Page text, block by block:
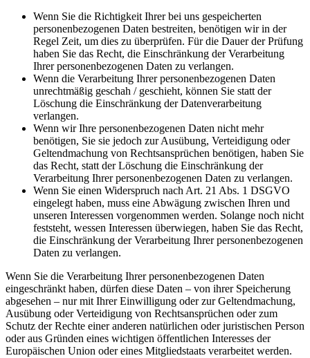
Wenn Sie die Richtigkeit Ihrer bei uns gespeicherten
personenbezogenen Daten bestreiten, benötigen wir in der
Regel Zeit, um dies zu überprüfen. Für die Dauer der Prüfung
haben Sie das Recht, die Einschränkung der Verarbeitung
Ihrer personenbezogenen Daten zu verlangen.
Wenn die Verarbeitung Ihrer personenbezogenen Daten
unrechtmäßig geschah / geschieht, können Sie statt der
Löschung die Einschränkung der Datenverarbeitung
verlangen.
Wenn wir Ihre personenbezogenen Daten nicht mehr
benötigen, Sie sie jedoch zur Ausübung, Verteidigung oder
Geltendmachung von Rechtsansprüchen benötigen, haben Sie
das Recht, statt der Löschung die Einschränkung der
Verarbeitung Ihrer personenbezogenen Daten zu verlangen.
Wenn Sie einen Widerspruch nach Art. 21 Abs. 1 DSGVO
eingelegt haben, muss eine Abwägung zwischen Ihren und
unseren Interessen vorgenommen werden. Solange noch nicht
feststeht, wessen Interessen überwiegen, haben Sie das Recht,
die Einschränkung der Verarbeitung Ihrer personenbezogenen
Daten zu verlangen.
Wenn Sie die Verarbeitung Ihrer personenbezogenen Daten
eingeschränkt haben, dürfen diese Daten – von ihrer Speicherung
abgesehen – nur mit Ihrer Einwilligung oder zur Geltendmachung,
Ausübung oder Verteidigung von Rechtsansprüchen oder zum
Schutz der Rechte einer anderen natürlichen oder juristischen Person
oder aus Gründen eines wichtigen öffentlichen Interesses der
Europäischen Union oder eines Mitgliedstaats verarbeitet werden.